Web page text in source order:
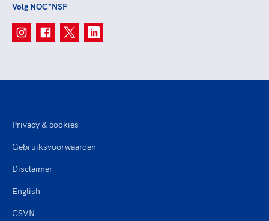
Volg NOC*NSF
Privacy & cookies
Gebruiksvoorwaarden
Disclaimer
English
CSVN